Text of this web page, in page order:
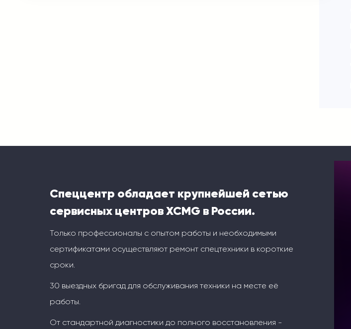
Спеццентр обладает крупнейшей сетью
сервисных центров XCMG в России.
Только профессионалы с опытом работы и необходимыми
сертификатами осуществляют ремонт спецтехники в короткие
сроки.
30 выездных бригад для обслуживания техники на месте её
работы.
От стандартной диагностики до полного восстановления -